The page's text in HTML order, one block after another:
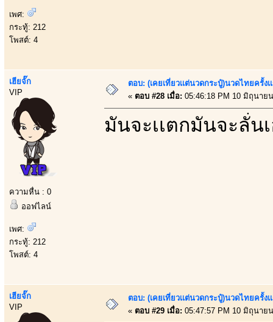
เพศ:
กระทู้: 212
โพสต์: 4
เฮียจั๊ก
VIP
ความหื่น : 0
ออฟไลน์
เพศ:
กระทู้: 212
โพสต์: 4
ตอบ: (เคยเที่ยวเเต่นวดกระปู๋)นวดไทยครั้ง
« ตอบ #28 เมื่อ: 05:46:18 PM 10 มิถุนาย
มันจะเเตกมันจะลั่
เฮียจั๊ก
VIP
ตอบ: (เคยเที่ยวเเต่นวดกระปู๋)นวดไทยครั้ง
« ตอบ #29 เมื่อ: 05:47:57 PM 10 มิถุนาย